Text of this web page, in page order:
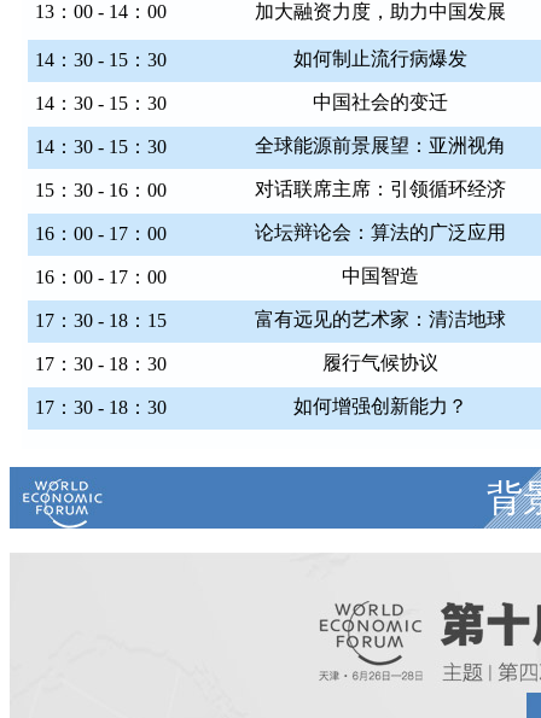
13：00 - 14：00 加大融资力度，助力中国发展
14：30 - 15：30 如何制止流行病爆发
14：30 - 15：30 中国社会的变迁
14：30 - 15：30 全球能源前景展望：亚洲视角
15：30 - 16：00 对话联席主席：引领循环经济
16：00 - 17：00 论坛辩论会：算法的广泛应用
16：00 - 17：00 中国智造
17：30 - 18：15 富有远见的艺术家：清洁地球
17：30 - 18：30 履行气候协议
17：30 - 18：30 如何增强创新能力？
背